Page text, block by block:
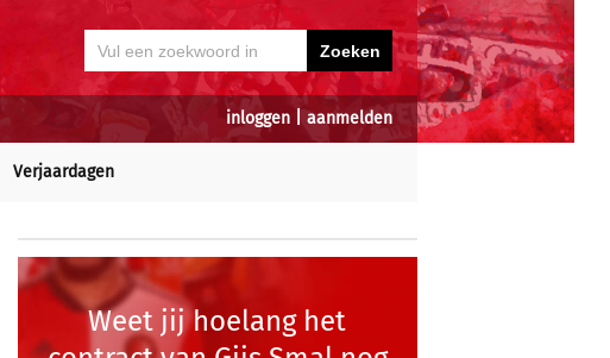
inloggen aanmelden
Verjaardagen
Weet jij hoelang het